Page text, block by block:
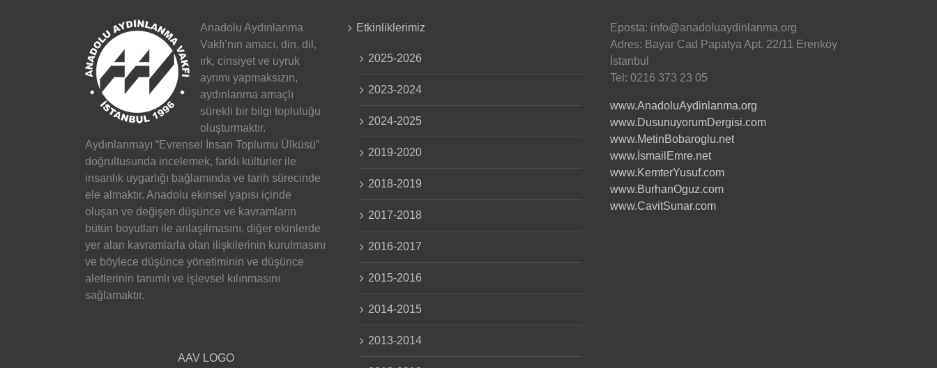
Anadolu Aydınlanma
Vakfı’nın amacı, din, dil,
ırk, cinsiyet ve uyruk
ayrımı yapmaksızın,
aydınlanma amaçlı
sürekli bir bilgi topluluğu
oluşturmaktır.
Aydınlanmayı “Evrensel İnsan Toplumu Ülküsü”
doğrultusunda incelemek, farklı kültürler ile
insanlık uygarlığı bağlamında ve tarih sürecinde
ele almaktır. Anadolu ekinsel yapısı içinde
oluşan ve değişen düşünce ve kavramların
bütün boyutları ile anlaşılmasını, diğer ekinlerde
yer alan kavramlarla olan ilişkilerinin kurulmasını
ve böylece düşünce yönetiminin ve düşünce
aletlerinin tanımlı ve işlevsel kılınmasını
sağlamaktır.
AAV LOGO
Etkinliklerimiz
2025-2026
2023-2024
2024-2025
2019-2020
2018-2019
2017-2018
2016-2017
2015-2016
2014-2015
2013-2014
Eposta: info@anadoluaydinlanma.org
Adres: Bayar Cad Papatya Apt. 22/11 Erenköy
İstanbul
Tel: 0216 373 23 05
www.AnadoluAydinlanma.org
www.DusunuyorumDergisi.com
www.MetinBobaroglu.net
www.İsmailEmre.net
www.KemterYusuf.com
www.BurhanOguz.com
www.CavitSunar.com